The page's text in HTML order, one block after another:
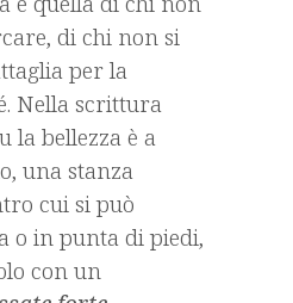
di chi non si
per la
Nella scrittura
la bellezza è a
una stanza
cui si può
o in punta di piedi,
con un